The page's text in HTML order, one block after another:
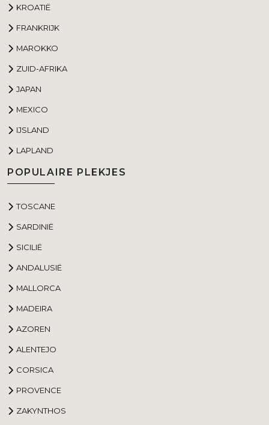
KROATIË
FRANKRIJK
MAROKKO
ZUID-AFRIKA
JAPAN
MEXICO
IJSLAND
LAPLAND
POPULAIRE PLEKJES
TOSCANE
SARDINIË
SICILIË
ANDALUSIË
MALLORCA
MADEIRA
AZOREN
ALENTEJO
CORSICA
PROVENCE
ZAKYNTHOS